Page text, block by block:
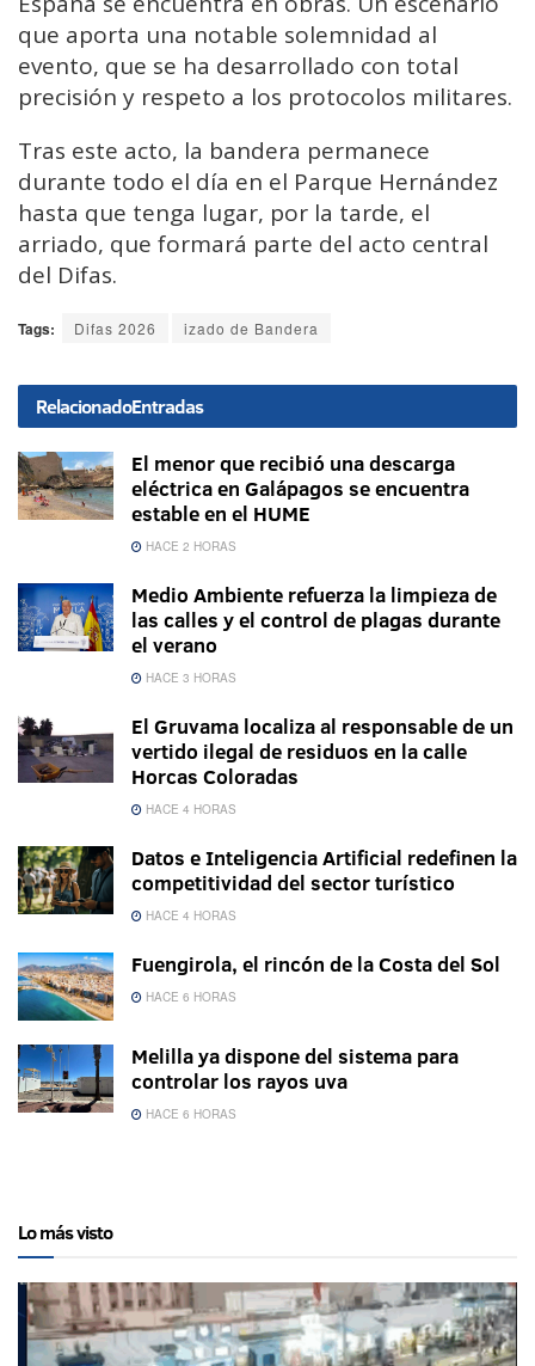
que aporta una notable solemnidad al
evento, que se ha desarrollado con total
precisión y respeto a los protocolos militares.
Tras este acto, la bandera permanece
durante todo el día en el Parque Hernández
hasta que tenga lugar, por la tarde, el
arriado, que formará parte del acto central
del Difas.
Tags: Difas 2026 izado de Bandera
RelacionadoEntradas
El menor que recibió una descarga
eléctrica en Galápagos se encuentra
estable en el HUME
HACE 2 HORAS
Medio Ambiente refuerza la limpieza de
las calles y el control de plagas durante
el verano
HACE 3 HORAS
El Gruvama localiza al responsable de un
vertido ilegal de residuos en la calle
Horcas Coloradas
HACE 4 HORAS
Datos e Inteligencia Artificial redefinen la
competitividad del sector turístico
HACE 4 HORAS
Fuengirola, el rincón de la Costa del Sol
HACE 6 HORAS
Melilla ya dispone del sistema para
controlar los rayos uva
HACE 6 HORAS
Lo más visto